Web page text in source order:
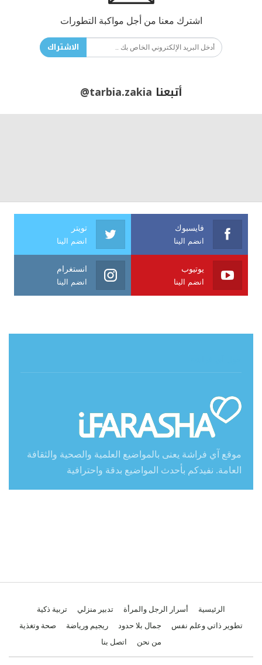
اشترك معنا من أجل مواكبة التطورات
الاشتراك
أتبعنا @tarbia.zakia
فايسبوك
انضم الينا
تويتر
انضم الينا
يوتيوب
انضم الينا
انستغرام
انضم الينا
موقع آي فراشة يعنى بالمواضيع العلمية والصحية والثقافة
العامة. نفيدكم بأحدث المواضيع بدقة واحترافية
الرئيسية أسرار الرجل والمرأة تدبير منزلي
تربية ذكية
تطوير ذاتي وعلم نفس
جمال بلا حدود ريجيم ورياضة
صحة وتغذية
من نحن
اتصل بنا